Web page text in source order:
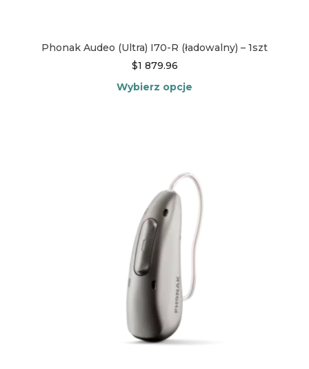
Phonak Audeo (Ultra) I70-R (ładowalny) – 1szt
$1 879.96
Wybierz opcje
Opcje
można
wybrać
na
stronie
produktu